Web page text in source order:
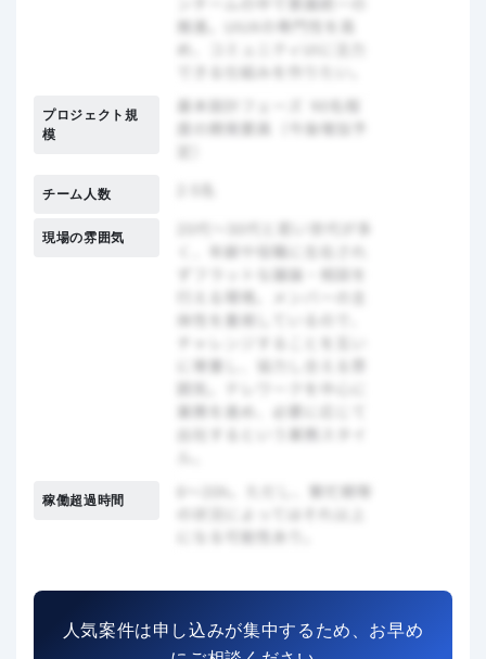
プロジェクト規
模
チーム人数
現場の雰囲気
稼働超過時間
人気案件は申し込みが集中するため、お早め